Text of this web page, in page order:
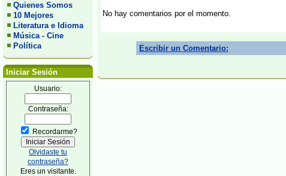
Quienes Somos
10 Mejores
Literatura e Idioma
Música - Cine
Política
Iniciar Sesión
Usuario:
Contraseña:
Recordarme?
Olvidaste tu
contraseña?
Eres un visitante.
No hay comentarios por el momento.
Escribir un Comentario: